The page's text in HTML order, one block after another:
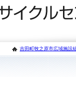
吉田町牧之原市広域施設